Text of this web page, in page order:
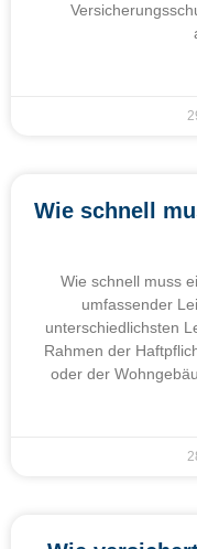
Wie schnell
Wie schnell muss
umfassender
unterschiedlichsten
Rahmen der
oder der